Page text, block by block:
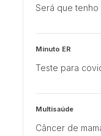
Será que
Minuto ER
Teste para
Multisaúde
Câncer de